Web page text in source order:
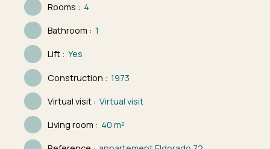
Rooms : 4
Bathroom : 1
Lift : Yes
Construction : 1973
Virtual visit : Virtual visit
Living room : 40m²